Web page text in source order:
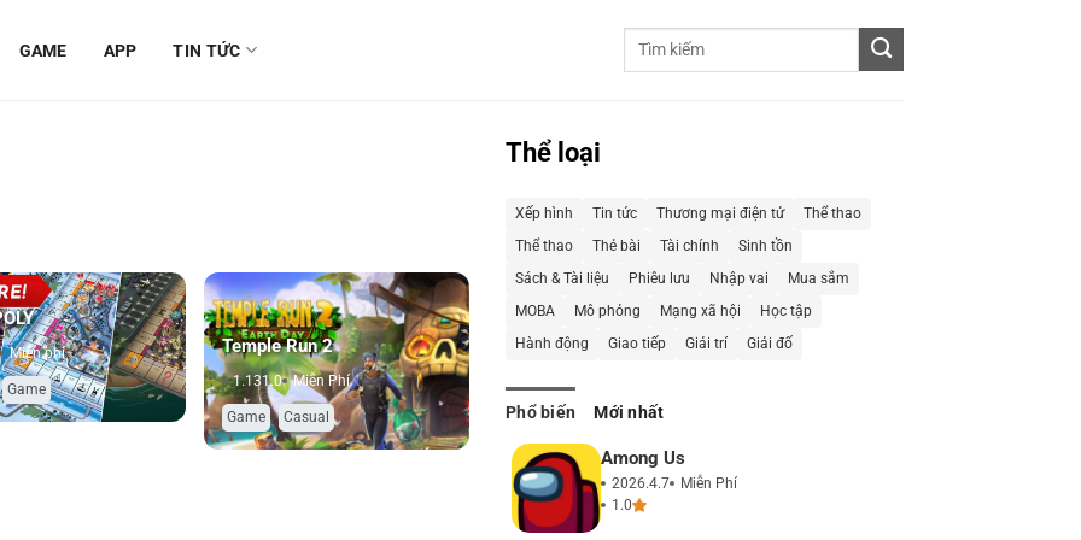
GAME APP TIN TỨC
Miễn phí
Game
Temple Run 2
1.131.0 Miễn Phí
Game , Casual
Thể loại
Xếp hình Tin tức Thương mại điện tử
Thể thao
Thể thao
Thẻ bài Tài chính
Sinh tồn
Sách & Tài liệu
Phiêu lưu Nhập vai
Mua sắm
MOBA
Mô phỏng Mạng xã hội
Học tập
Hành động
Giao tiếp Giải trí Giải đố
Phổ biến Mới nhất
Among Us
2026.4.7
Miễn Phí
1.0